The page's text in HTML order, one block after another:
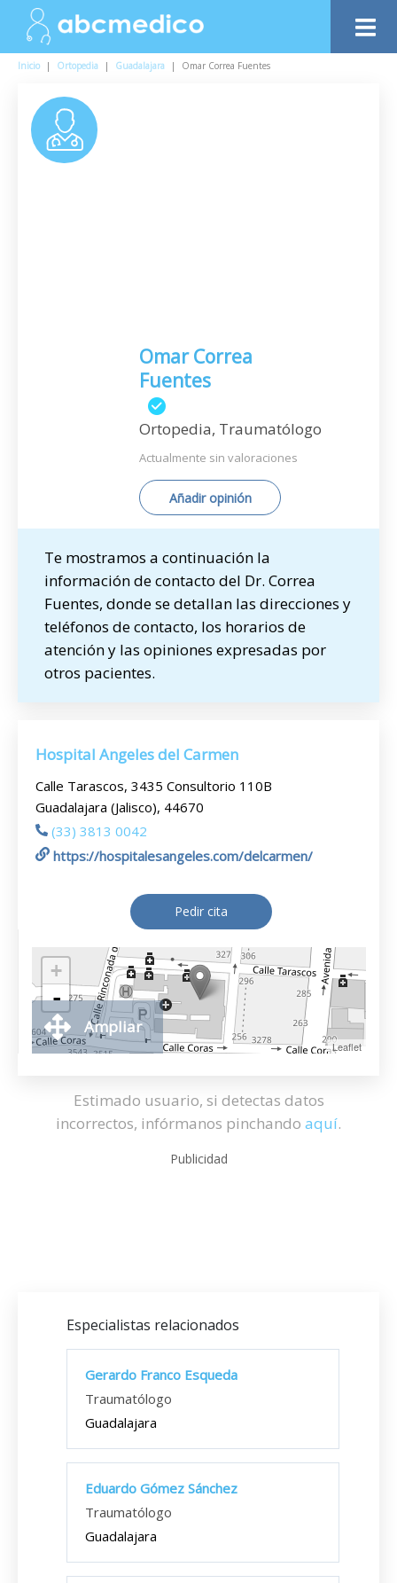
Inicio | Ortopedia | Guadalajara | Omar Correa Fuentes
Omar Correa
Fuentes
Ortopedia, Traumatólogo
Actualmente sin valoraciones
Añadir opinión
Te mostramos a continuación la
información de contacto del Dr. Correa
Fuentes, donde se detallan las direcciones y
teléfonos de contacto, los horarios de
atención y las opiniones expresadas por
otros pacientes.
Hospital Angeles del Carmen
Calle Tarascos, 3435 Consultorio 110B
Guadalajara (Jalisco), 44670
(33) 3813 0042
https://hospitalesangeles.com/delcarmen/
Pedir cita
+
-
Leaflet
Ampliar
Estimado usuario, si detectas datos
incorrectos, infórmanos pinchando aquí.
Publicidad
Especialistas relacionados
Gerardo Franco Esqueda
Traumatólogo
Guadalajara
Eduardo Gómez Sánchez
Traumatólogo
Guadalajara